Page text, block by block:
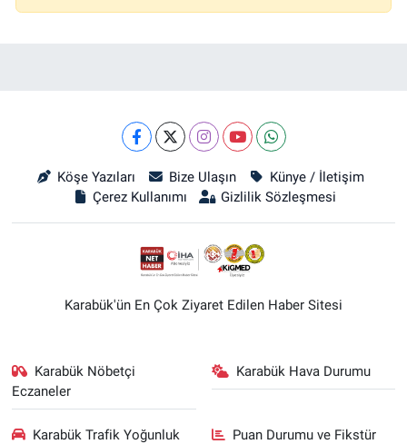
Köşe Yazıları Bize Ulaşın
Künye / İletişim
Çerez Kullanımı
Gizlilik Sözleşmesi
Karabük'ün En Çok Ziyaret Edilen Haber Sitesi
Karabük Nöbetçi
Eczaneler
Karabük Hava Durumu
Karabük Trafik Yoğunluk
Puan Durumu ve Fikstür